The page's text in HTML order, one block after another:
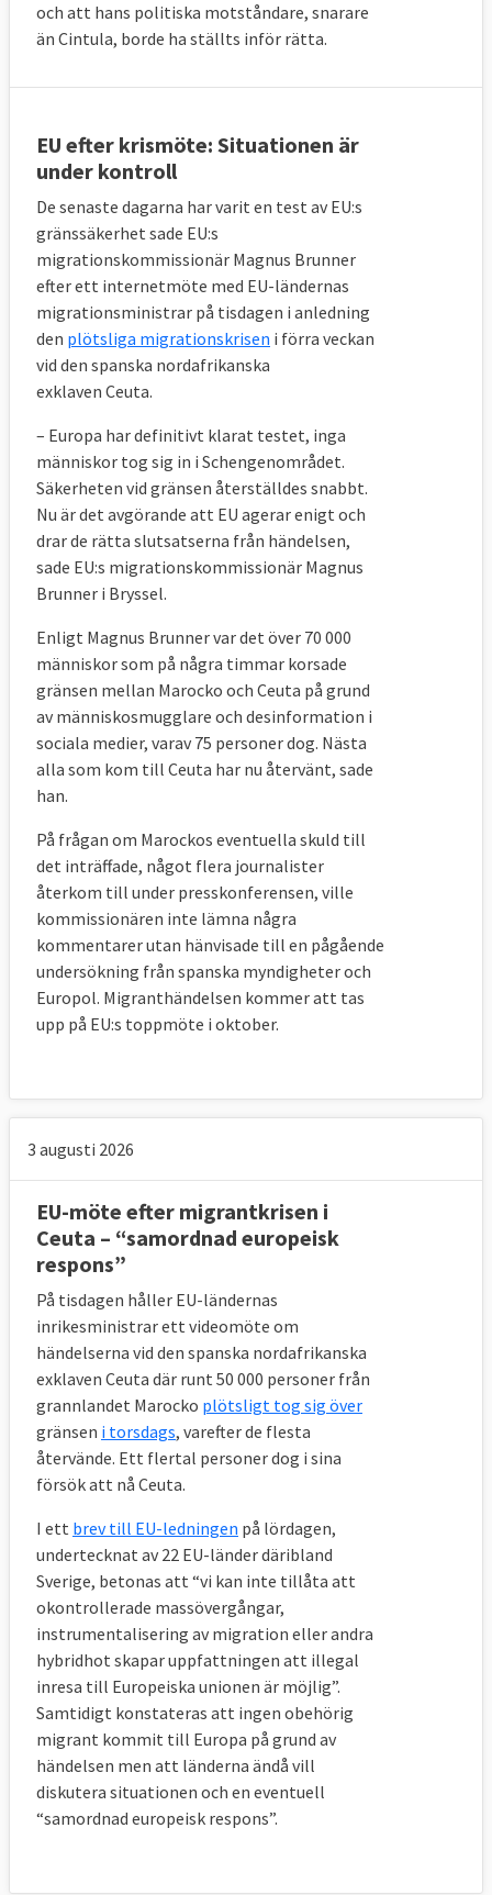
och att hans politiska motståndare, snarare
än Cintula, borde ha ställts inför rätta.
EU efter krismöte: Situationen är
under kontroll
De senaste dagarna har varit en test av EU:s
gränssäkerhet sade EU:s
migrationskommissionär Magnus Brunner
efter ett internetmöte med EU-ländernas
migrationsministrar på tisdagen i anledning
den plötsliga migrationskrisen i förra veckan
vid den spanska nordafrikanska
exklaven Ceuta.
– Europa har definitivt klarat testet, inga
människor tog sig in i Schengenområdet.
Säkerheten vid gränsen återställdes snabbt.
Nu är det avgörande att EU agerar enigt och
drar de rätta slutsatserna från händelsen,
sade EU:s migrationskommissionär Magnus
Brunner i Bryssel.
Enligt Magnus Brunner var det över 70 000
människor som på några timmar korsade
gränsen mellan Marocko och Ceuta på grund
av människosmugglare och desinformation i
sociala medier, varav 75 personer dog. Nästa
alla som kom till Ceuta har nu återvänt, sade
han.
På frågan om Marockos eventuella skuld till
det inträffade, något flera journalister
återkom till under presskonferensen, ville
kommissionären inte lämna några
kommentarer utan hänvisade till en pågående
undersökning från spanska myndigheter och
Europol. Migranthändelsen kommer att tas
upp på EU:s toppmöte i oktober.
3 augusti 2026
EU-möte efter migrantkrisen i
Ceuta – “samordnad europeisk
respons”
På tisdagen håller EU-ländernas
inrikesministrar ett videomöte om
händelserna vid den spanska nordafrikanska
exklaven Ceuta där runt 50 000 personer från
grannlandet Marocko plötsligt tog sig över
gränsen i torsdags, varefter de flesta
återvände. Ett flertal personer dog i sina
försök att nå Ceuta.
I ett brev till EU-ledningen på lördagen,
undertecknat av 22 EU-länder däribland
Sverige, betonas att “vi kan inte tillåta att
okontrollerade massövergångar,
instrumentalisering av migration eller andra
hybridhot skapar uppfattningen att illegal
inresa till Europeiska unionen är möjlig”.
Samtidigt konstateras att ingen obehörig
migrant kommit till Europa på grund av
händelsen men att länderna ändå vill
diskutera situationen och en eventuell
“samordnad europeisk respons”.